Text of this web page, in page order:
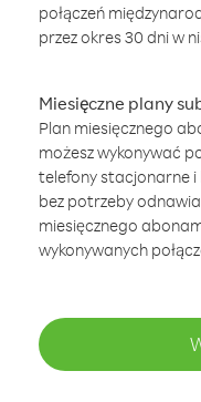
połączeń
przez okres 30 dni w
Miesięczne plany
Plan miesięcznego
możesz wykonywać
telefony stacjonarne i
bez potrzeby
miesięcznego
wykonywanych